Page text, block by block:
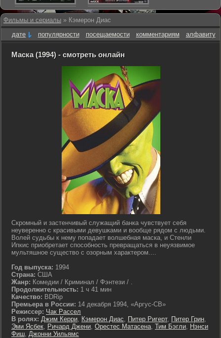
Фильмы и сериалы » Кэмерон Диас
дате
популярности посещаемости комментариям алфавиту
Маска (1994) - смотреть онлайн
Скромный и застенчивый служащий банка чувствует себя
неуверенно с красивыми девушками и вообще рядом с людьми.
Волей судьбы к нему попадает волшебная маска, и Стенли
Ипкис приобретает способность превращаться в неуязвимое
мультяшное существо с озорным характером....
Год выпуска: 1994
Страна: США
Жанр: Комедии / Криминал / Фэнтези / .
Продолжительность: 1 ч 41 мин
Качество: BDRip
Премьера в России: 14 декабря 1994, «Аргус-СВ»
Режиссер: Чак Рассел
В ролях: Джим Керри, Кэмерон Диас, Питер Ригерт, Питер Грин,
Эми Ясбек, Ричард Джени, Орестес Матасена, Тим Бэгли, Нэнси
Фиш, Джонни Уильямс